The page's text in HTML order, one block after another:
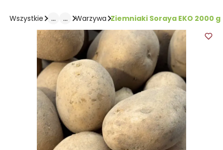
Wszystkie ... ... Warzywa Ziemniaki Soraya EKO 2000 g